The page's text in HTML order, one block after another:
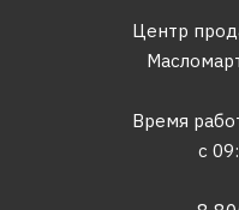
Центр
Время
с